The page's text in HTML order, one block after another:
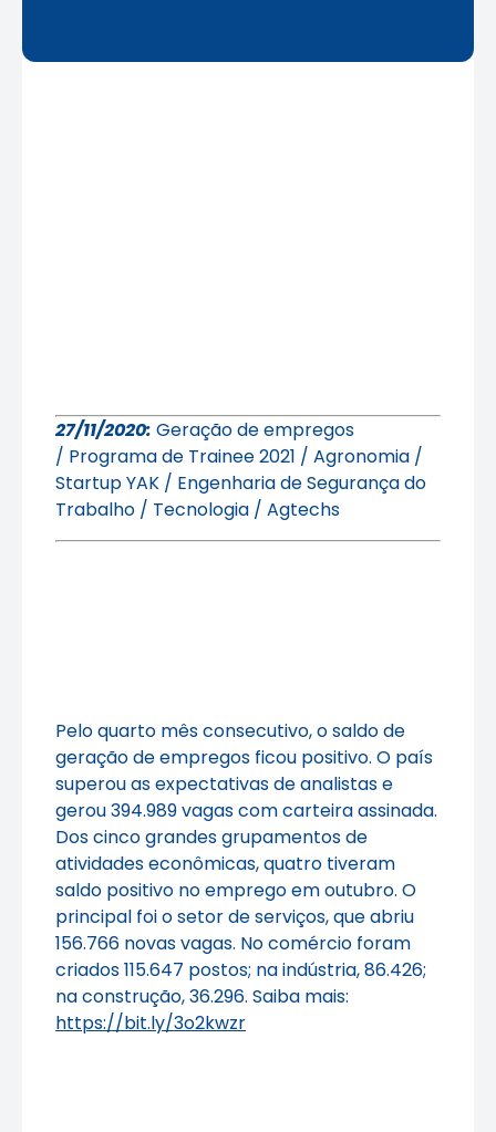
27/11/2020: Geração de empregos
/ Programa de Trainee 2021 / Agronomia /
Startup YAK / Engenharia de Segurança do
Trabalho / Tecnologia / Agtechs
Pelo quarto mês consecutivo, o saldo de
geração de empregos ficou positivo. O país
superou as expectativas de analistas e
gerou 394.989 vagas com carteira assinada.
Dos cinco grandes grupamentos de
atividades econômicas, quatro tiveram
saldo positivo no emprego em outubro. O
principal foi o setor de serviços, que abriu
156.766 novas vagas. No comércio foram
criados 115.647 postos; na indústria, 86.426;
na construção, 36.296. Saiba mais:
https://bit.ly/3o2kwzr